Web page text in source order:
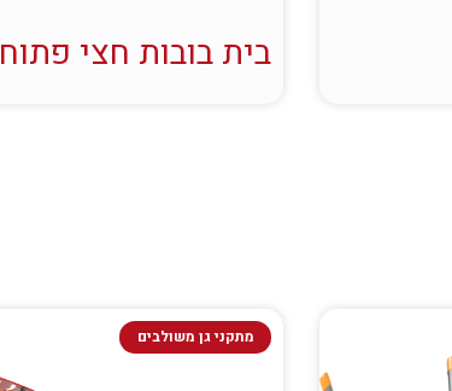
בית בובות חצי פתוח
מתקני גן משולבים